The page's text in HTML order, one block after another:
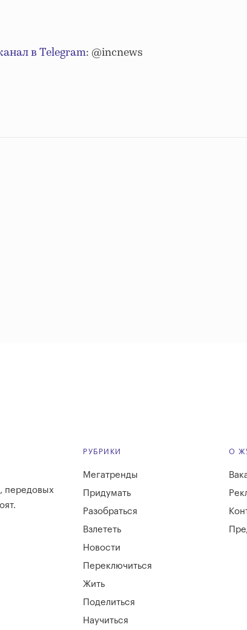
в Telegram: @incnews
передовых
РУБРИКИ
Мегатренды
Придумать
Разобраться
Взлететь
Новости
Переключиться
Жить
Поделиться
Научиться
О